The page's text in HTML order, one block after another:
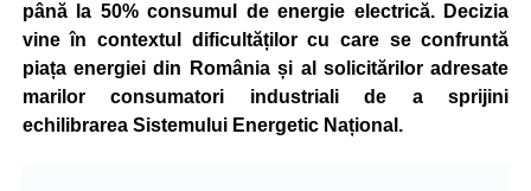
până la 50% consumul de energie electrică. Decizia
vine în contextul dificultăților cu care se confruntă
piața energiei din România și al solicitărilor adresate
marilor consumatori industriali de a sprijini
echilibrarea Sistemului Energetic Național.